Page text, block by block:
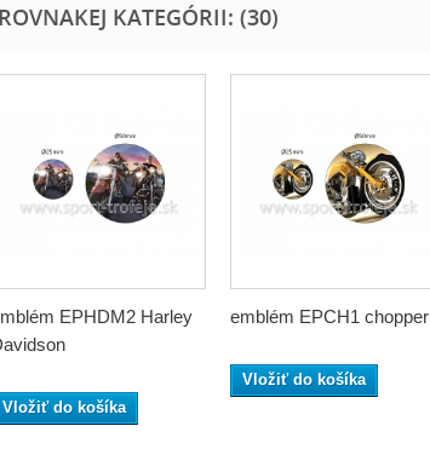
KATEGÓRII: (30)
EPHDM2 Harley
Vložiť do košíka
emblém EPCH1 chopper
Vložiť do košíka